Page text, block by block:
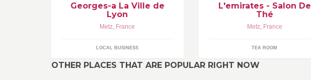
Georges-a La Ville de
Lyon
Metz, France
LOCAL BUSINESS
L'emirates - Salon De
Thé
Metz, France
TEA ROOM
OTHER PLACES THAT ARE POPULAR RIGHT NOW